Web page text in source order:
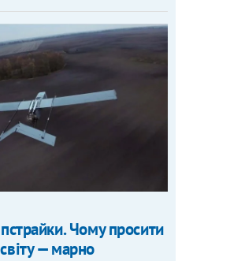
Чому просити
— марно